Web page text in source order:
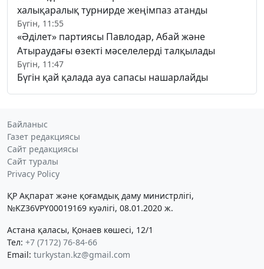
халықаралық турнирде жеңімпаз атанды
Бүгін, 11:55
«Әділет» партиясы Павлодар, Абай және
Атыраудағы өзекті мәселелерді талқылады
Бүгін, 11:47
Бүгін қай қалада ауа сапасы нашарлайды
Байланыс
Газет редакциясы
Сайт редакциясы
Сайт туралы
Privacy Policy
ҚР Ақпарат және қоғамдық даму министрлігі,
№KZ36VPY00019169 куәлігі, 08.01.2020 ж.
Астана қаласы, Қонаев көшесі, 12/1
Тел: +7 (7172) 76-84-66
Email: turkystan.kz@gmail.com